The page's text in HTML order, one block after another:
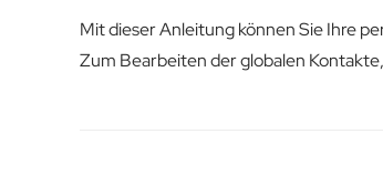
Mit dieser Anleitung können Sie Ihre
Zum Bearbeiten der globalen